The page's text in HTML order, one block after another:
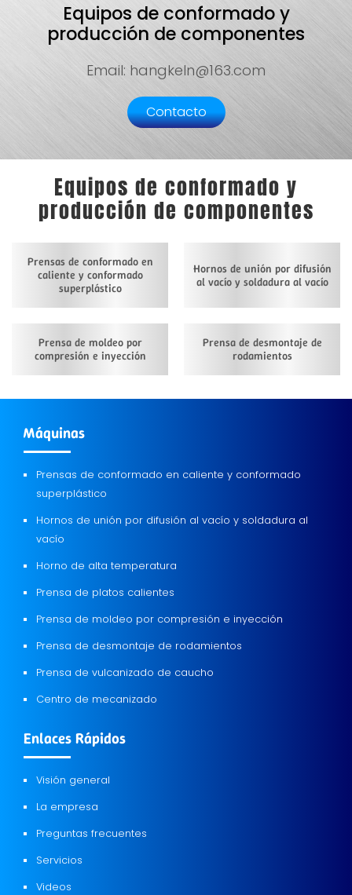
Equipos de conformado y
producción de componentes
Email: hangkeln@163.com
Contacto
Equipos de conformado y
producción de componentes
Prensas de conformado en
caliente y conformado
superplástico
Hornos de unión por difusión
al vacío y soldadura al vacío
Prensa de moldeo por
compresión e inyección
Prensa de desmontaje de
rodamientos
Máquinas
Prensas de conformado en caliente y conformado
superplástico
Hornos de unión por difusión al vacío y soldadura al
vacío
Horno de alta temperatura
Prensa de platos calientes
Prensa de moldeo por compresión e inyección
Prensa de desmontaje de rodamientos
Prensa de vulcanizado de caucho
Centro de mecanizado
Enlaces Rápidos
Visión general
La empresa
Preguntas frecuentes
Servicios
Videos